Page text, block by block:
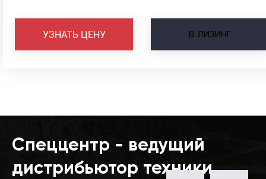
В ЛИЗИНГ
УЗНАТЬ ЦЕНУ
Спеццентр - ведущий
дистрибьютор техники